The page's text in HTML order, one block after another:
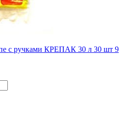
с ручками КРЕПАК 30 л 30 шт 9